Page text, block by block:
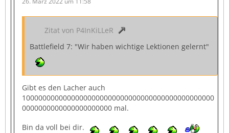
Zitat von P4InKiLLeR
Battlefield 7: "Wir haben wichtige Lektionen gelernt"
Gibt es den Lacher auch
10000000000000000000000000000000000000000000000
0000000000000000000000 mal.
Bin da voll bei dir.